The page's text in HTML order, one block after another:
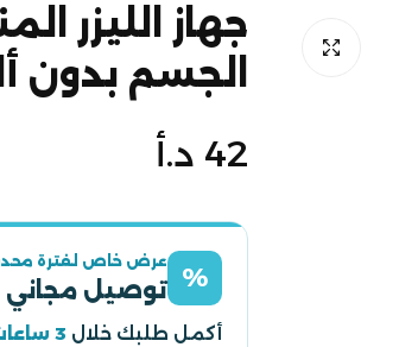
جهاز الليزر
الجسم بدون ألم 999,999 نبضة
السعر
الأصلي
42 د.أ
%
عرض خاص لفترة
توصيل مجاني
أكمل طلبك خلال 3 ساعات